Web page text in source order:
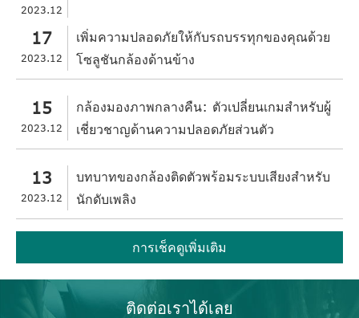
2023.12
17
2023.12
เพิ่มความปลอดภัยให้กับรถบรรทุกของคุณด้วย
โซลูชันกล้องด้านข้าง
15
2023.12
กล้องมองภาพกลางคืน: ตัวเปลี่ยนเกมสำหรับผู้
เชี่ยวชาญด้านความปลอดภัยส่วนตัว
13
2023.12
บทบาทของกล้องติดตัวพร้อมระบบเสียงสำหรับ
นักดับเพลิง
การเช็คดูเพิ่มเติม
ติดต่อเราได้เลย